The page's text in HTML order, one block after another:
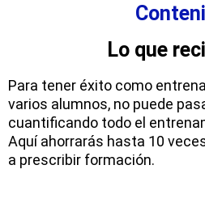
Lo que
Para tener éxito como
varios alumnos, no puede
cuantificando todo el
Aquí ahorrarás hasta 10
a prescribir formación.